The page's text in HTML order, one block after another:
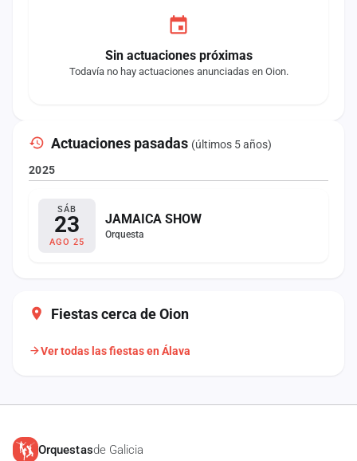
Sin actuaciones próximas
Todavía no hay actuaciones anunciadas en Oion.
Actuaciones pasadas (últimos 5 años)
2025
SÁB
23
AGO 25
JAMAICA SHOW
Orquesta
Fiestas cerca de Oion
Ver todas las fiestas en Álava
Orquestasde Galicia